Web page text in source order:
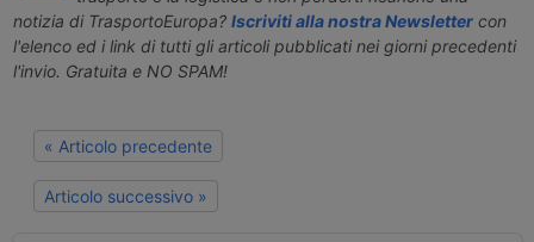
notizia di TrasportoEuropa? Iscriviti alla nostra Newslettercon
l'elenco ed i link di tutti gli articoli pubblicati nei giorni precedenti
l'invio. Gratuita e NO SPAM!
« Articolo precedente
Articolo successivo »